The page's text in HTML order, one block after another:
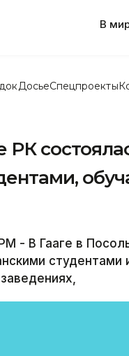
В
ДосьеСпецпроекты
РК
- В Гааге в